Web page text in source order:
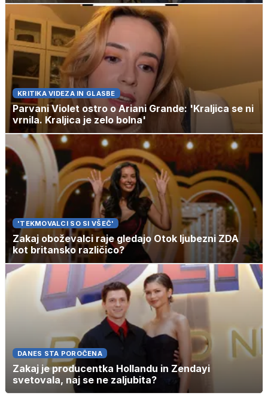
KRITIKA VIDEZA IN GLASBE
Parvani Violet ostro o Ariani Grande: 'Kraljica se ni
vrnila. Kraljica je zelo bolna'
'TEKMOVALCI SO SI VŠEČ'
Zakaj oboževalci raje gledajo Otok ljubezni ZDA
kot britansko različico?
DANES STA POROČENA
Zakaj je producentka Hollandu in Zendayi
svetovala, naj se ne zaljubita?